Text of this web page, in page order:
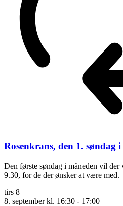
Rosenkrans, den 1. søndag
Den første søndag i måneden vil
9.30, for de der ønsker at være med.
tirs 8
8. september kl. 16:30 - 17:00